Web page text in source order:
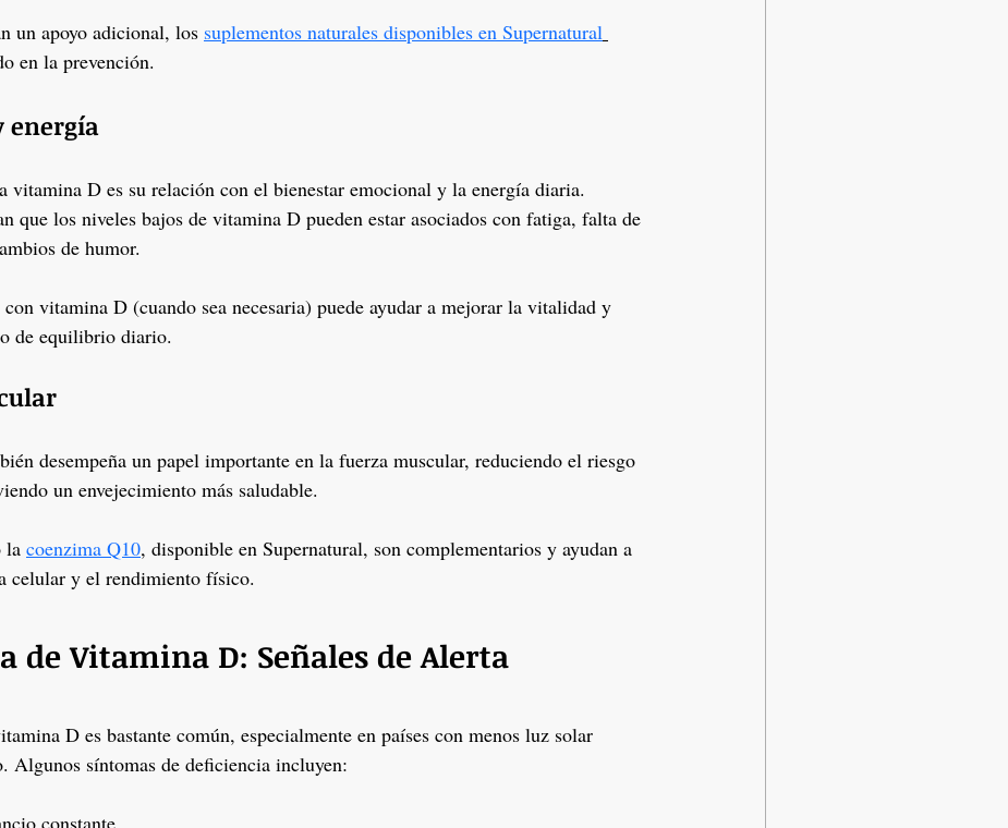
un apoyo adicional, los suplementos naturales disponibles en Supernatural
en la prevención.
energía
vitamina D es su relación con el bienestar emocional y la energía diaria.
que los niveles bajos de vitamina D pueden estar asociados con fatiga, falta de
de humor.
vitamina D (cuando sea necesaria) puede ayudar a mejorar la vitalidad y
de equilibrio diario.
desempeña un papel importante en la fuerza muscular, reduciendo el riesgo
un envejecimiento más saludable.
la coenzima Q10, disponible en Supernatural, son complementarios y ayudan a
celular y el rendimiento físico.
de Vitamina D: Señales de Alerta
D es bastante común, especialmente en países con menos luz solar
Algunos síntomas de deficiencia incluyen: